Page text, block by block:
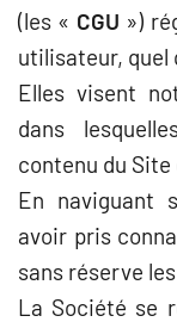
(les « CGU »)
utilisateur, quel
Elles visent
dans
contenu du
En naviguant
avoir pris
sans réserve les
La Société se